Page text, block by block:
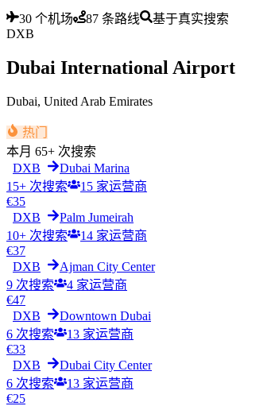
30 个机场 87 条路线
基于真实搜索
DXB
Dubai International Airport
Dubai, United Arab Emirates
热门
本月 65+ 次搜索
DXB
Dubai Marina
15+ 次搜索
15 家运营商
€35
DXB
Palm Jumeirah
10+ 次搜索
14 家运营商
€37
DXB
Ajman City Center
9 次搜索
4 家运营商
€47
DXB
Downtown Dubai
6 次搜索
13 家运营商
€33
DXB
Dubai City Center
6 次搜索
13 家运营商
€25